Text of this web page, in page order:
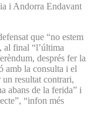
i Andorra Endavant
que “no estem
al final “l’última
després fer la
amb la consulta i el
resultat contrari,
abans de la ferida” i
“infon més